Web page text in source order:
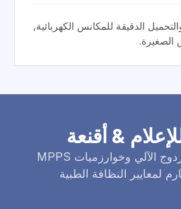
لمعايير النظافة الطبية